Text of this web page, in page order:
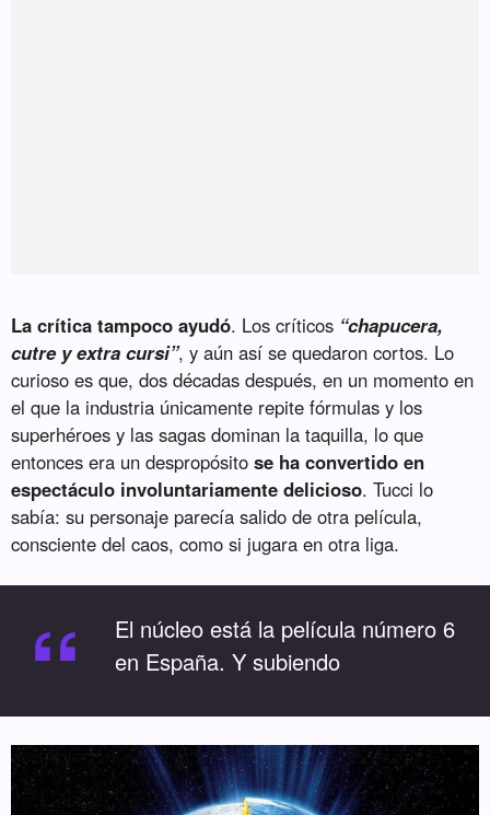
La crítica tampoco ayudó. Los críticos “chapucera,
cutre y extra cursi”, y aún así se quedaron cortos. Lo
curioso es que, dos décadas después, en un momento en
el que la industria únicamente repite fórmulas y los
superhéroes y las sagas dominan la taquilla, lo que
entonces era un despropósito se ha convertido en
espectáculo involuntariamente delicioso. Tucci lo
sabía: su personaje parecía salido de otra película,
consciente del caos, como si jugara en otra liga.
“
El núcleo está la película número 6
en España. Y subiendo